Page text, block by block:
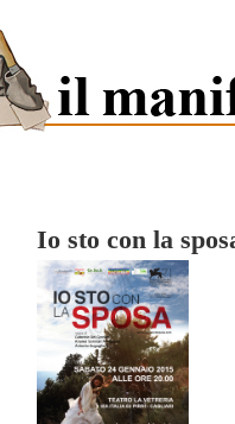
Io sto con la